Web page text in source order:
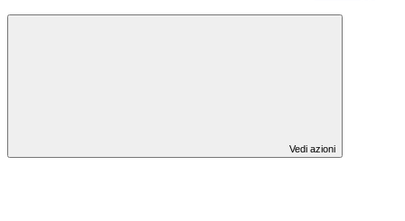
Vedi azioni